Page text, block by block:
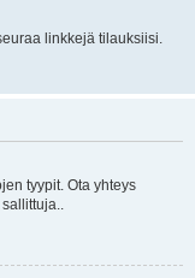
linkkejä tilauksiisi.
tyypit. Ota yhteys